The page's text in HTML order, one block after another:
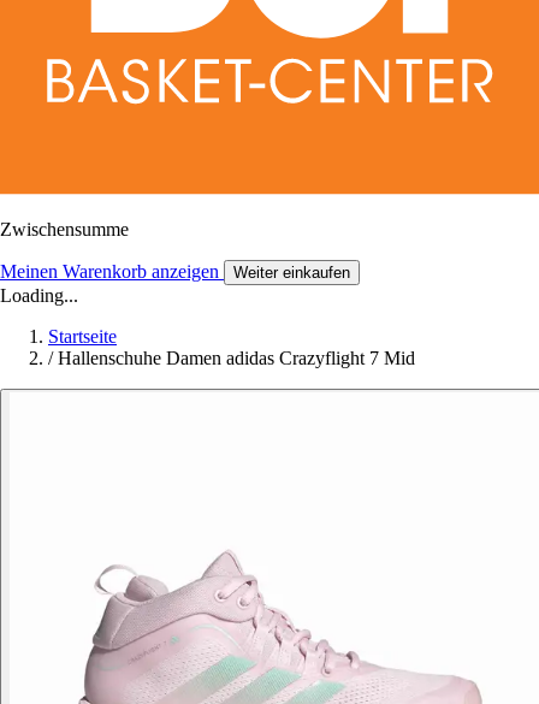
Zwischensumme
Meinen Warenkorb anzeigen Weiter einkaufen
Loading...
Startseite
/ Hallenschuhe Damen adidas Crazyflight 7 Mid